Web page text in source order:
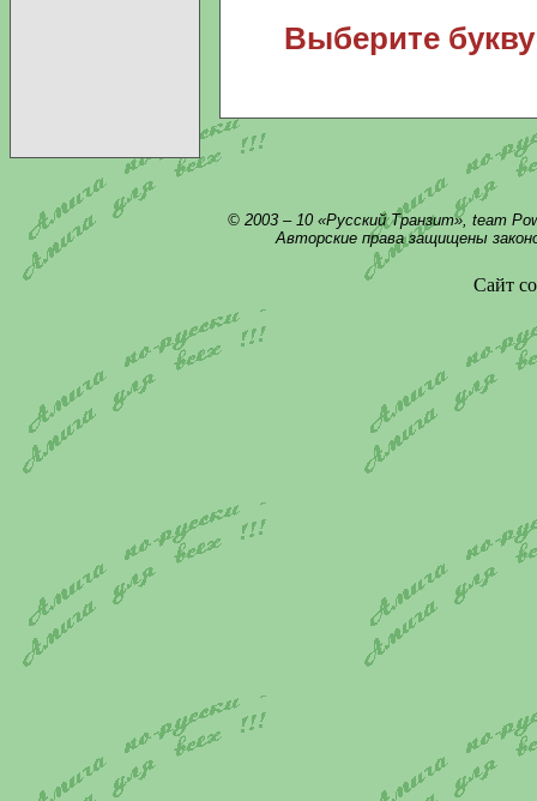
Выберите
© 2003 – 10 «Русский Транзит», team
Авторские права защищены
Сайт